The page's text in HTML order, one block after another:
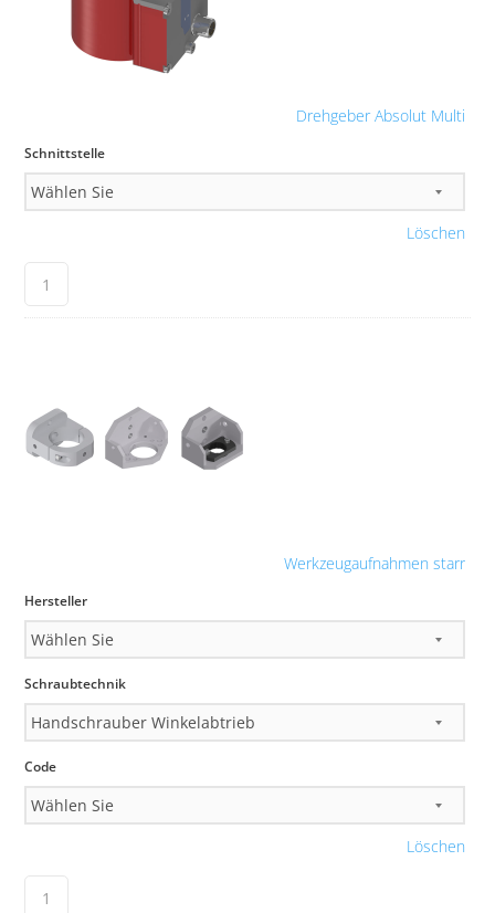
Drehgeber Absolut Multi
Schnittstelle
Löschen
Werkzeugaufnahmen starr
Hersteller
Schraubtechnik
Code
Löschen